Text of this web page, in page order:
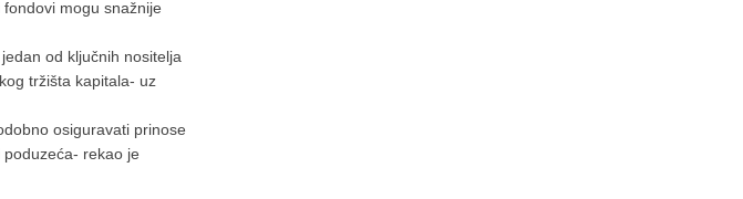
mogu snažnije
od ključnih nositelja
tržišta kapitala- uz
osiguravati prinose
rekao je